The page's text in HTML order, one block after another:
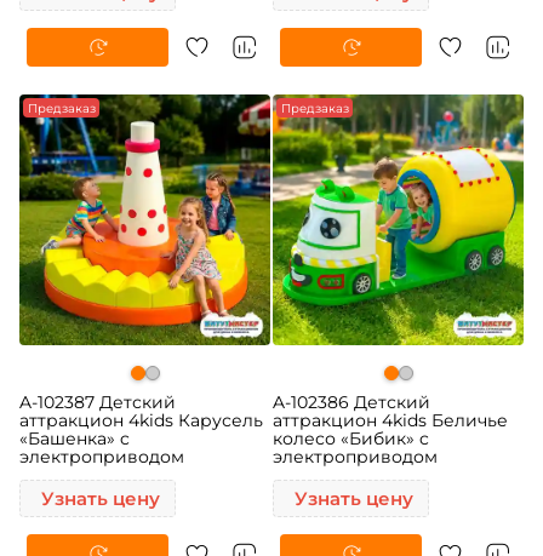
Предзаказ
A-102387 Детский
аттракцион 4kids Карусель
«Башенка» c
электроприводом
Узнать цену
Предзаказ
A-102386 Детский
аттракцион 4kids Беличье
колесо «Бибик» c
электроприводом
Узнать цену